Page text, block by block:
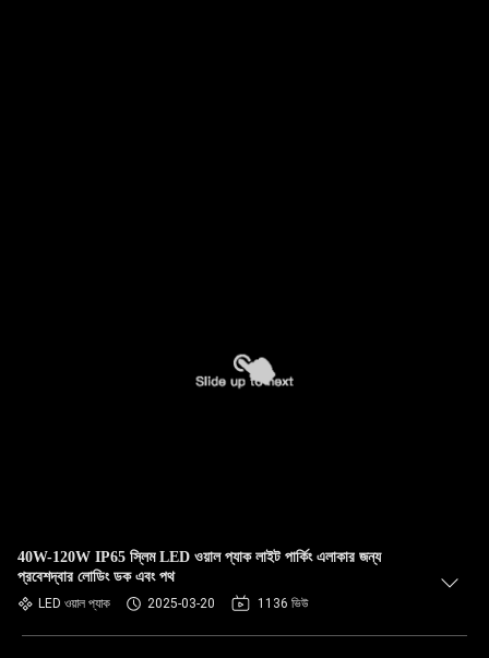
40W-120W IP65 স্লিম LED ওয়াল প্যাক লাইট পার্কিং এলাকার জন্য
প্রবেশদ্বার লোডিং ডক এবং পথ
LED ওয়াল প্যাক 2025-03-20 1136 ভিউ